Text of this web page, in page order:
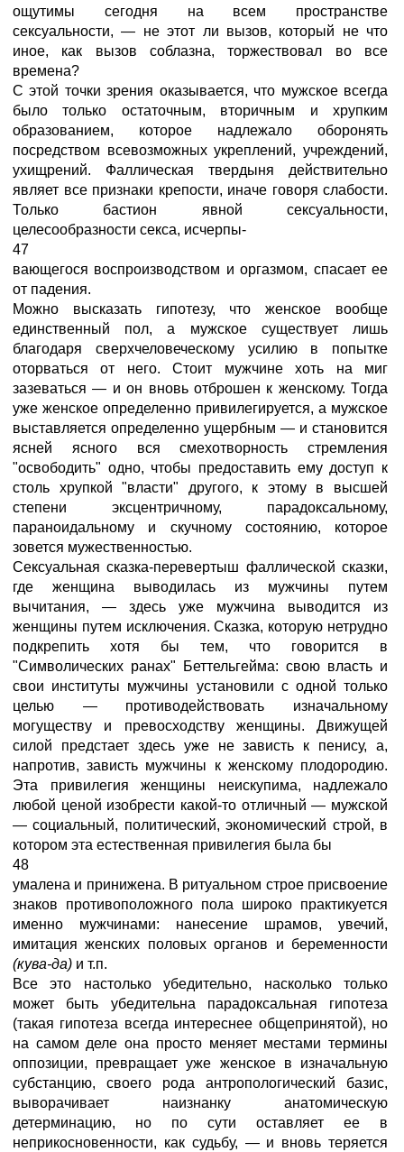
ощутимы сегодня на всем пространстве
сексуальности, — не этот ли вызов, который не что
иное, как вызов соблазна, торжествовал во все
времена?
С этой точки зрения оказывается, что мужское всегда
было только остаточным, вторичным и хрупким
образованием, которое надлежало оборонять
посредством всевозможных укреплений, учреждений,
ухищрений. Фаллическая твердыня действительно
являет все признаки крепости, иначе говоря слабости.
Только бастион явной сексуальности,
целесообразности секса, исчерпы-
47
вающегося воспроизводством и оргазмом, спасает ее
от падения.
Можно высказать гипотезу, что женское вообще
единственный пол, а мужское существует лишь
благодаря сверхчеловеческому усилию в попытке
оторваться от него. Стоит мужчине хоть на миг
зазеваться — и он вновь отброшен к женскому. Тогда
уже женское определенно привилегируется, а мужское
выставляется определенно ущербным — и становится
ясней ясного вся смехотворность стремления
"освободить" одно, чтобы предоставить ему доступ к
столь хрупкой "власти" другого, к этому в высшей
степени эксцентричному, парадоксальному,
параноидальному и скучному состоянию, которое
зовется мужественностью.
Сексуальная сказка-перевертыш фаллической сказки,
где женщина выводилась из мужчины путем
вычитания, — здесь уже мужчина выводится из
женщины путем исключения. Сказка, которую нетрудно
подкрепить хотя бы тем, что говорится в
"Символических ранах" Беттельгейма: свою власть и
свои институты мужчины установили с одной только
целью — противодействовать изначальному
могуществу и превосходству женщины. Движущей
силой предстает здесь уже не зависть к пенису, а,
напротив, зависть мужчины к женскому плодородию.
Эта привилегия женщины неискупима, надлежало
любой ценой изобрести какой-то отличный — мужской
— социальный, политический, экономический строй, в
котором эта естественная привилегия была бы
48
умалена и принижена. В ритуальном строе присвоение
знаков противоположного пола широко практикуется
именно мужчинами: нанесение шрамов, увечий,
имитация женских половых органов и беременности
(кува-да) и т.п.
Все это настолько убедительно, насколько только
может быть убедительна парадоксальная гипотеза
(такая гипотеза всегда интереснее общепринятой), но
на самом деле она просто меняет местами термины
оппозиции, превращает уже женское в изначальную
субстанцию, своего рода антропологический базис,
выворачивает наизнанку анатомическую
детерминацию, но по сути оставляет ее в
неприкосновенности, как судьбу, — и вновь теряется